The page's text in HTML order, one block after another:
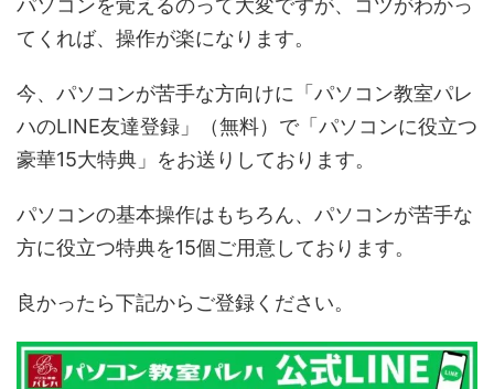
パソコンを覚えるのって大変ですが、コツがわかっ
てくれば、操作が楽になります。
今、パソコンが苦手な方向けに「パソコン教室パレ
ハのLINE友達登録」（無料）で「パソコンに役立つ
豪華15大特典」をお送りしております。
パソコンの基本操作はもちろん、パソコンが苦手な
方に役立つ特典を15個ご用意しております。
良かったら下記からご登録ください。